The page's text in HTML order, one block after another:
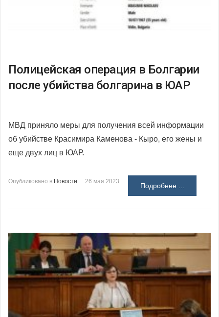
Полицейская операция в Болгарии
после убийства болгарина в ЮАР
МВД приняло меры для получения всей информации
об убийстве Красимира Каменова - Кыро, его жены и
еще двух лиц в ЮАР.
Опубликовано в Новости 26 мая 2023
Подробнее ...